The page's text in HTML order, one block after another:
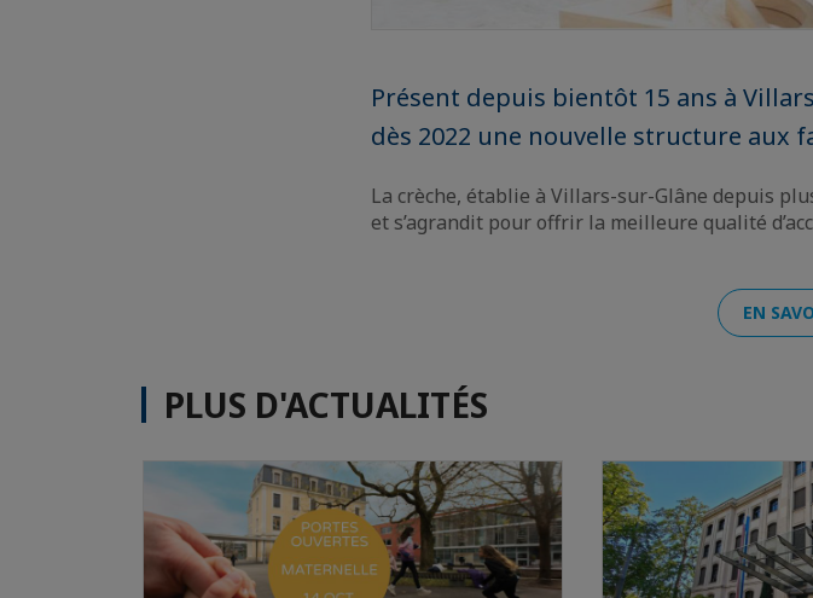
Présent depuis bientôt 15 ans à
dès 2022 une nouvelle structure aux
La crèche, établie à Villars-sur-Glâne depuis
et s’agrandit pour offrir la meilleure qualité
EN
PLUS D'ACTUALITÉS